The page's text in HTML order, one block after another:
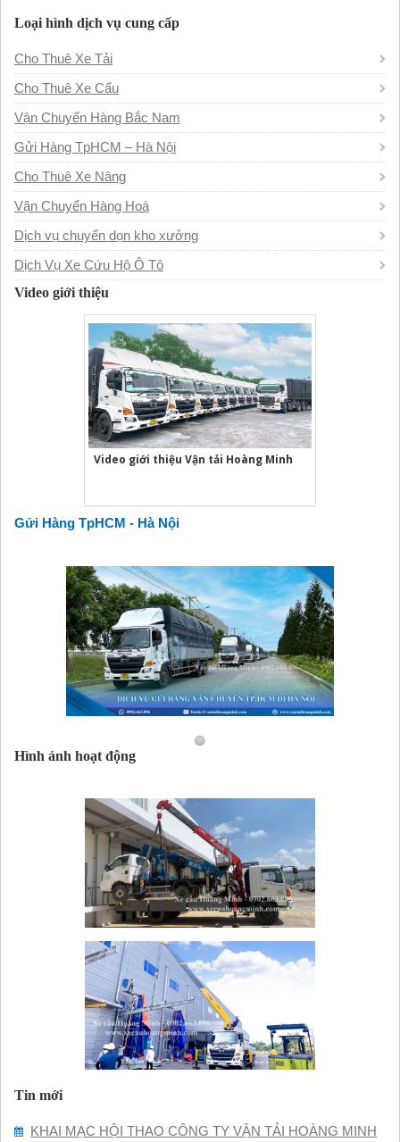
Loại hình dịch vụ cung cấp
Cho Thuê Xe Tải
Cho Thuê Xe Cẩu
Vận Chuyển Hàng Bắc Nam
Gửi Hàng TpHCM – Hà Nội
Cho Thuê Xe Nâng
Vận Chuyển Hàng Hoá
Dịch vụ chuyển dọn kho xưởng
Dịch Vụ Xe Cứu Hộ Ô Tô
Video giới thiệu
Video giới thiệu Vận tải Hoàng Minh
Gửi Hàng TpHCM - Hà Nội
Hình ảnh hoạt động
Tin mới
KHAI MẠC HỘI THAO CÔNG TY VẬN TẢI HOÀNG MINH